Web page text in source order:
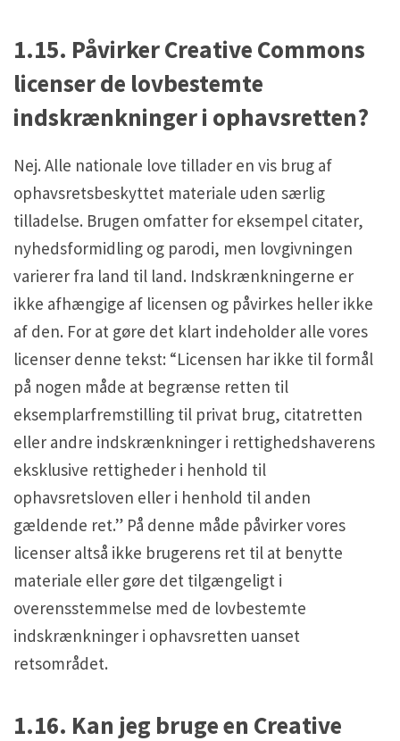
1.15. Påvirker Creative Commons
licenser de lovbestemte
indskrænkninger i ophavsretten?
Nej. Alle nationale love tillader en vis brug af
ophavsretsbeskyttet materiale uden særlig
tilladelse. Brugen omfatter for eksempel citater,
nyhedsformidling og parodi, men lovgivningen
varierer fra land til land. Indskrænkningerne er
ikke afhængige af licensen og påvirkes heller ikke
af den. For at gøre det klart indeholder alle vores
licenser denne tekst: “Licensen har ikke til formål
på nogen måde at begrænse retten til
eksemplarfremstilling til privat brug, citatretten
eller andre indskrænkninger i rettighedshaverens
eksklusive rettigheder i henhold til
ophavsretsloven eller i henhold til anden
gældende ret.” På denne måde påvirker vores
licenser altså ikke brugerens ret til at benytte
materiale eller gøre det tilgængeligt i
overensstemmelse med de lovbestemte
indskrænkninger i ophavsretten uanset
retsområdet.
1.16. Kan jeg bruge en Creative